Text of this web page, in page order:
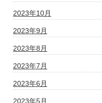
2023年10月
2023年9月
2023年8月
2023年7月
2023年6月
2023年5月